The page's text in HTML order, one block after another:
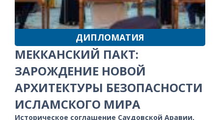
ДИПЛОМАТИЯ
МЕККАНСКИЙ ПАКТ:
ЗАРОЖДЕНИЕ НОВОЙ
АРХИТЕКТУРЫ БЕЗОПАСНОСТИ
ИСЛАМСКОГО МИРА
Историческое соглашение Саудовской Аравии,